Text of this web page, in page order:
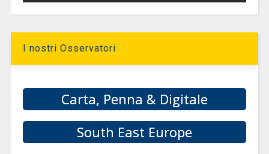
I nostri Osservatori
Carta, Penna & Digitale
South East Europe